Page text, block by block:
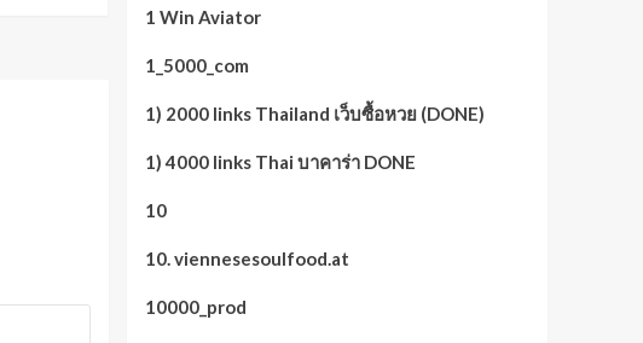
1 Win Aviator
1_5000_com
1) 2000 links Thailand เว็บซื้อหวย (DONE)
1) 4000 links Thai บาคาร่า DONE
10
10. viennesesoulfood.at
10000_prod